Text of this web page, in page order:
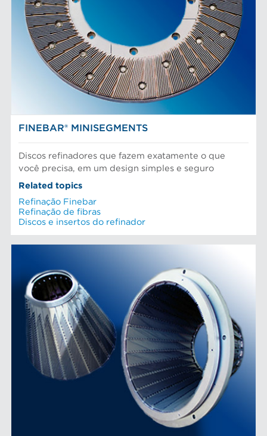
FINEBAR® MINISEGMENTS
Discos refinadores que fazem exatamente o que
você precisa, em um design simples e seguro
Related topics
Refinação Finebar
Refinação de fibras
Discos e insertos do refinador